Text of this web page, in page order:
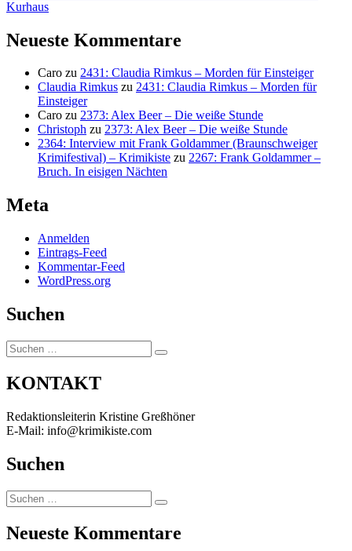
Beitrag:
Kurhaus
Neueste Kommentare
Caro zu 2431: Claudia Rimkus – Morden für Einsteiger
Claudia Rimkus zu 2431: Claudia Rimkus – Morden für
Einsteiger
Caro zu 2373: Alex Beer – Die weiße Stunde
Christoph zu 2373: Alex Beer – Die weiße Stunde
2364: Interview mit Frank Goldammer (Braunschweiger
Krimifestival) – Krimikiste zu 2267: Frank Goldammer –
Bruch. In eisigen Nächten
Meta
Anmelden
Eintrags-Feed
Kommentar-Feed
WordPress.org
Suchen
Suchen
nach:
Suchen
KONTAKT
Redaktionsleiterin Kristine Greßhöner
E-Mail: info@krimikiste.com
Suchen
Suchen
nach:
Suchen
Neueste Kommentare